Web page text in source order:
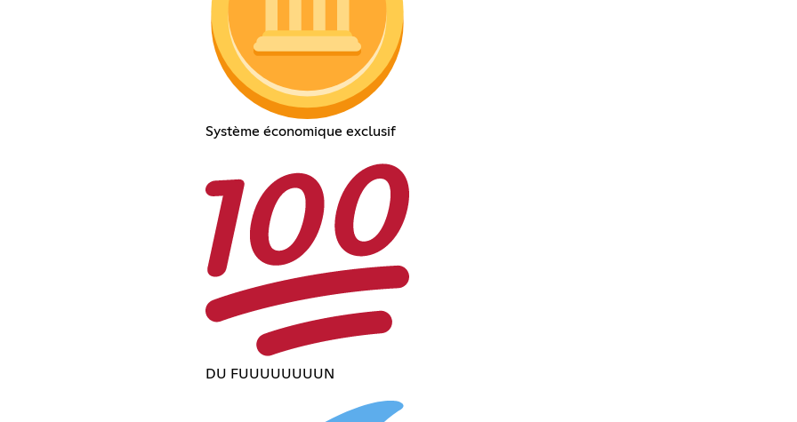
Système économique exclusif
DU FUUUUUUUUN